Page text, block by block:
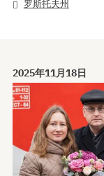
罗斯托夫州
2025年11月18日